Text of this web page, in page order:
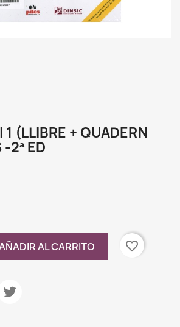
1 (LLIBRE + QUADERN
2ª ED
AL CARRITO favorite_border